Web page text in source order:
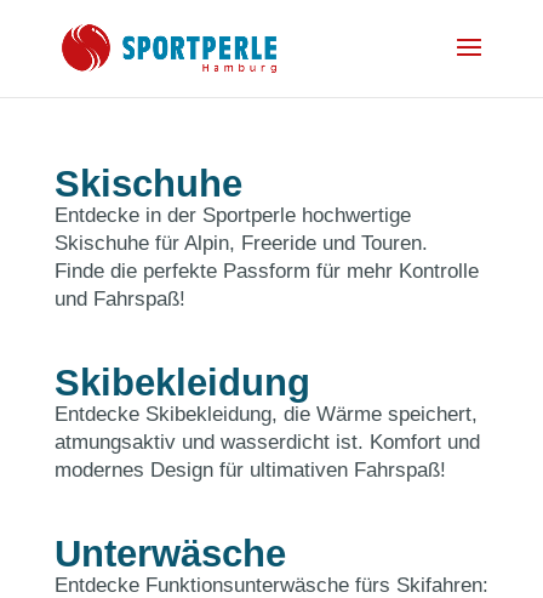
Skischuhe
Entdecke in der Sportperle hochwertige
Skischuhe für Alpin, Freeride und Touren.
Finde die perfekte Passform für mehr Kontrolle
und Fahrspaß!
Skibekleidung
Entdecke Skibekleidung, die Wärme speichert,
atmungsaktiv und wasserdicht ist. Komfort und
modernes Design für ultimativen Fahrspaß!
Unterwäsche
Entdecke Funktionsunterwäsche fürs Skifahren: